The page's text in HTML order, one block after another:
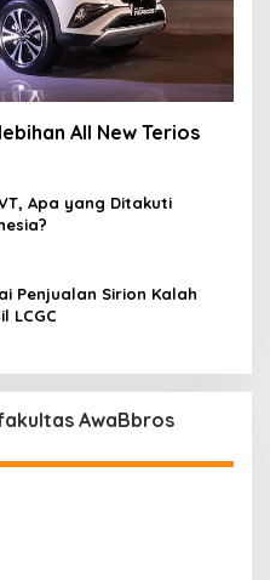
All New Terios
Apa yang Ditakuti
Penjualan Sirion Kalah
LCGC
AwaBbros